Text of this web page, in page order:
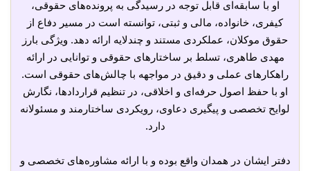
او با سابقه‌ای قابل توجه در رسیدگی به پرونده‌های حقوقی،
کیفری، خانواده، مالی و ثبتی، توانسته است در مسیر دفاع از
حقوق موکلان، عملکردی مستند و چندلایه ارائه دهد. ویژگی بارز
مهدی طاهری، تسلط بر ساختارهای حقوقی و توانایی در ارائه
راهکارهای عملی و دقیق در مواجهه با چالش‌های حقوقی است.
او با حفظ اصول حرفه‌ای و اخلاقی، در تنظیم قراردادها، نگارش
لوایح تخصصی و پیگیری دعاوی، رویکردی ساختارمند و مسئولانه
دارد.
دفتر ایشان در همدان واقع بوده و با ارائه مشاوره‌های تخصصی و